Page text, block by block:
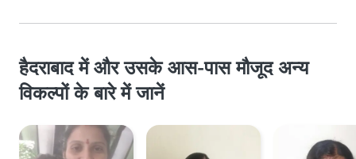
हैदराबाद में और उसके आस-पास मौजूद अन्य
विकल्पों के बारे में जानें